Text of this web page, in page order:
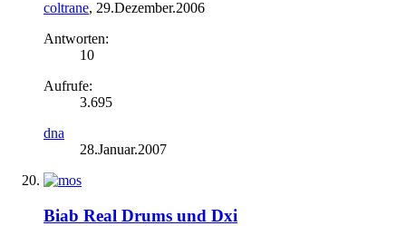
coltrane, 29.Dezember.2006
Antworten:
10
Aufrufe:
3.695
dna
28.Januar.2007
Biab Real Drums und Dxi